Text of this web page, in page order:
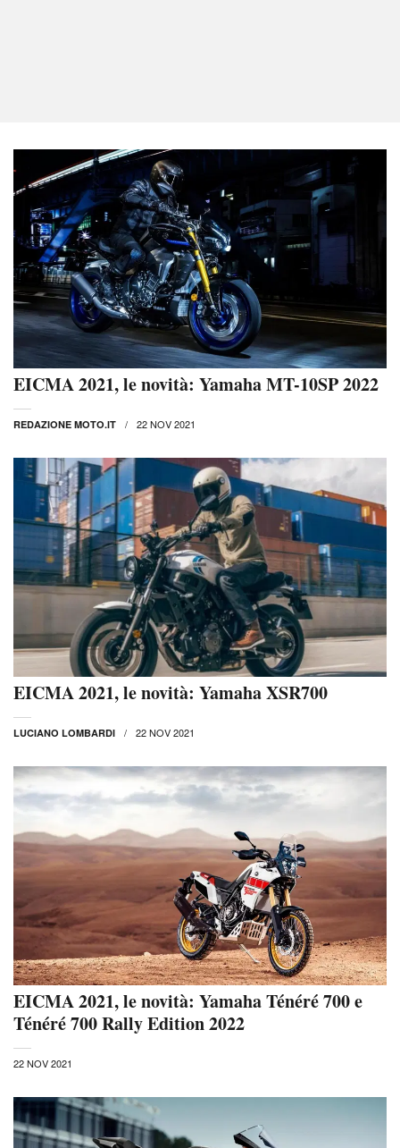
EICMA 2021, le novità: Yamaha MT-10SP 2022
REDAZIONE MOTO.IT 22 NOV 2021
EICMA 2021, le novità: Yamaha XSR700
LUCIANO LOMBARDI 22 NOV 2021
EICMA 2021, le novità: Yamaha Ténéré 700 e
Ténéré 700 Rally Edition 2022
22 NOV 2021